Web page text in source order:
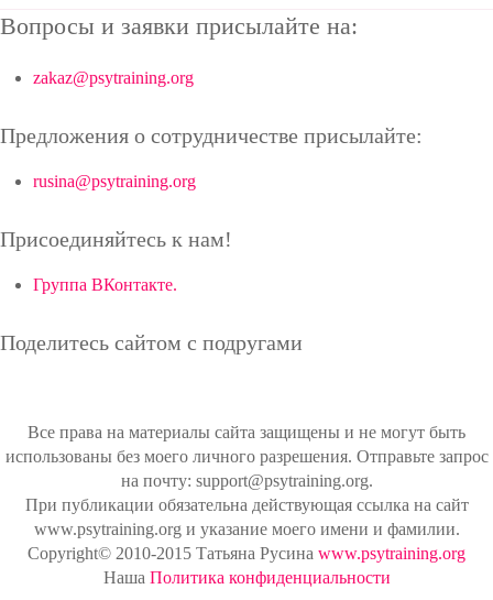
Вопросы и заявки присылайте на:
zakaz@psytraining.org
Предложения о сотрудничестве присылайте:
rusina@psytraining.org
Присоединяйтесь к нам!
Группа ВКонтакте.
Поделитесь сайтом с подругами
Все права на материалы сайта защищены и не могут быть
использованы без моего личного разрешения. Отправьте запрос
на почту: support@psytraining.org.
При публикации обязательна действующая ссылка на сайт
www.psytraining.org и указание моего имени и фамилии.
Copyright© 2010-2015 Татьяна Русина www.psytraining.org
Наша Политика конфиденциальности